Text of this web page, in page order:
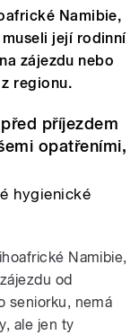
Namibie,
její rodinní
zájezdu nebo
regionu.
příjezdem
opatřeními,
hygienické
Namibie,
od
seniorku, nemá
ale jen ty